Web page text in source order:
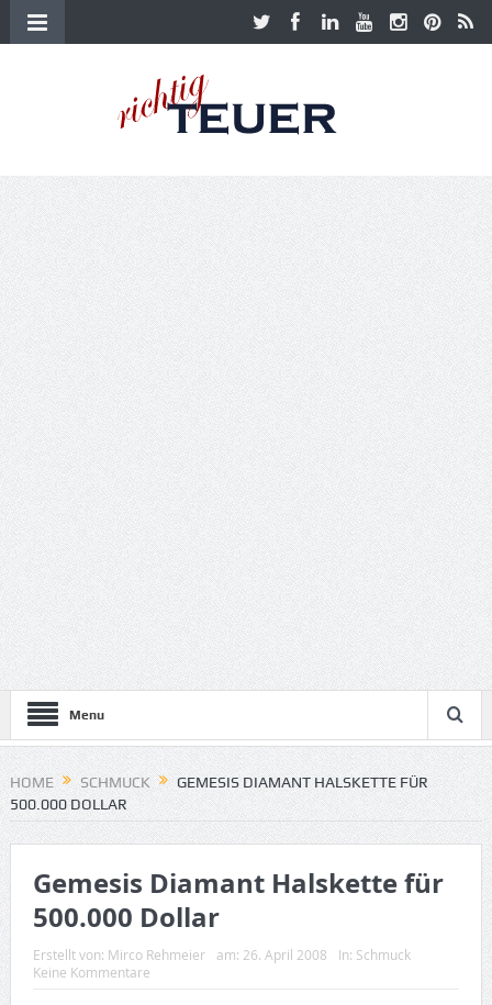
Menu
HOME SCHMUCK
GEMESIS DIAMANT HALSKETTE FÜR
500.000 DOLLAR
Gemesis Diamant Halskette für
500.000 Dollar
Erstellt von: Mirco Rehmeier am: 26. April 2008 In: Schmuck
Keine Kommentare